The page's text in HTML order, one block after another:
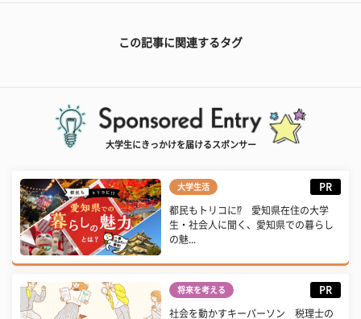
この記事に関連するタグ
大学生にきっかけを届けるスポンサー
大学生活 PR
都民もトリコに⁉ 愛知県在住の大学
生・社会人に聞く、愛知県での暮らし
の魅...
将来を考える PR
社会を動かすキーパーソン 税理士の